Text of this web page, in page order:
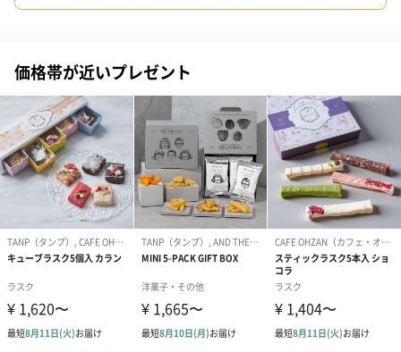
生花
生花のブーケを同梱します。
※9-15時にご注文いただく場合、最短のお届け可能日が通常より
も1日遅くなります。
価格帯が近いプレゼント